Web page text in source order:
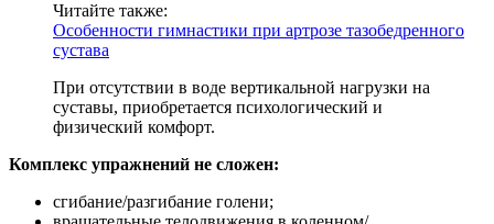
Читайте также:
Особенности гимнастики при артрозе тазобедренного
сустава
При отсутствии в воде вертикальной нагрузки на
суставы, приобретается психологический и
физический комфорт.
Комплекс упражнений не сложен:
сгибание/разгибание голени;